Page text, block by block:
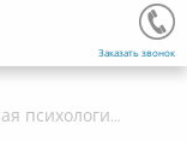
Заказать звонок
Пройдите обучение на “Семейная психология” дистанционно 256 часов